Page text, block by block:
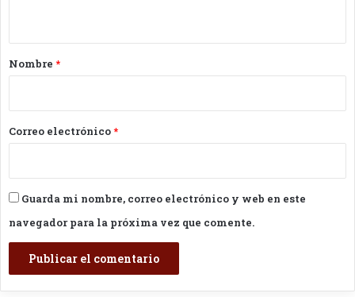
r
*
Nombre *
Correo electrónico*
Guarda mi nombre, correo electrónico y web en este
navegador para la próxima vez que comente.